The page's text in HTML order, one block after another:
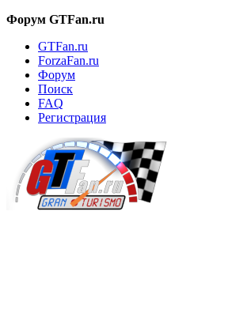
Форум GTFan.ru
GTFan.ru
ForzaFan.ru
Форум
Поиск
FAQ
Регистрация